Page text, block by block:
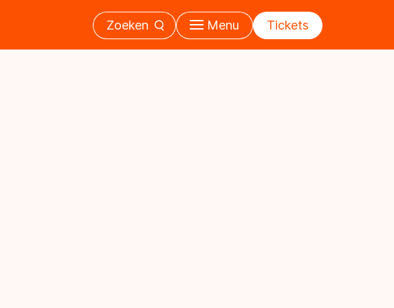
Zoeken Menu Tickets